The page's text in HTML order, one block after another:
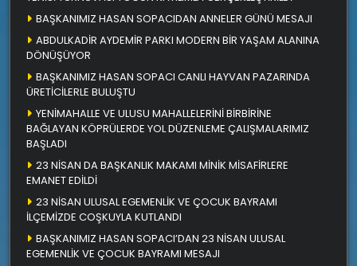
BAŞKANIMIZ HASAN SOPACIDAN ANNELER GÜNÜ MESAJI
ABDULKADİR AYDEMİR PARKI MODERN BİR YAŞAM ALANINA
DÖNÜŞÜYOR
BAŞKANIMIZ HASAN SOPACI CANLI HAYVAN PAZARINDA
ÜRETİCİLERLE BULUŞTU
YENİMAHALLE VE ULUSU MAHALLELERİNİ BİRBİRİNE
BAĞLAYAN KÖPRÜLERDE YOL DÜZENLEME ÇALIŞMALARIMIZ
BAŞLADI
23 NİSAN DA BAŞKANLIK MAKAMI MİNİK MİSAFİRLERE
EMANET EDİLDİ
23 NİSAN ULUSAL EGEMENLİK VE ÇOCUK BAYRAMI
İLÇEMİZDE COŞKUYLA KUTLANDI
BAŞKANIMIZ HASAN SOPACI’DAN 23 NİSAN ULUSAL
EGEMENLİK VE ÇOCUK BAYRAMI MESAJI